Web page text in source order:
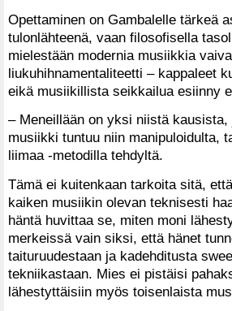
Opettaminen on Gambalelle tärkeä
tulonlähteenä, vaan filosofisella
mielestään modernia musiikkia
liukuhihnamentaliteetti – kappaleet
eikä musiikillista seikkailua esiinny
– Meneillään on yksi niistä
musiikki tuntuu niin manipuloidulta,
liimaa -metodilla tehdyltä.
Tämä ei kuitenkaan tarkoita sitä,
kaiken musiikin olevan teknisesti
häntä huvittaa se, miten moni
merkeissä vain siksi, että hänet
taituruudestaan ja kadehditusta
tekniikastaan. Mies ei pistäisi
lähestyttäisiin myös toisenlaista